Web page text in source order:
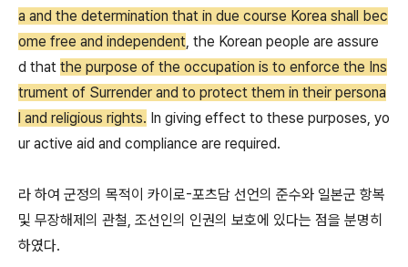
a and the determination that in due course Korea shall bec
ome free and independent, the Korean people are assure
d that the purpose of the occupation is to enforce the Ins
trument of Surrender and to protect them in their persona
l and religious rights. In giving effect to these purposes, yo
ur active aid and compliance are required.
라 하여 군정의 목적이 카이로-포츠담 선언의 준수와 일본군 항복
및 무장해제의 관철, 조선인의 인권의 보호에 있다는 점을 분명히
하였다.